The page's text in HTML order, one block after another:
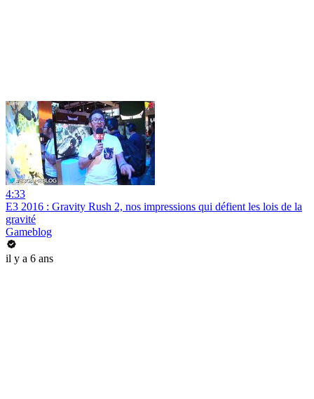
4:33
E3 2016 : Gravity Rush 2, nos impressions qui défient les lois de la
gravité
Gameblog
il y a 6 ans